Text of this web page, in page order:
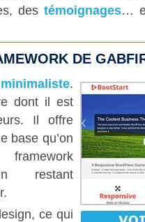
des témoignages…
DE
minimaliste.
dont il est
Il offre
base qu’on
restant
ce qui